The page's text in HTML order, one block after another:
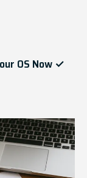
OS Now ✓